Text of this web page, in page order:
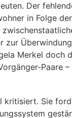
Der
in Folge
zur
Merkel doch
Paare
kritisiert. Sie